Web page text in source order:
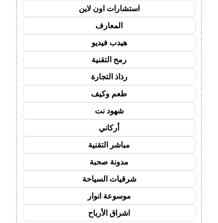
استشارات اون لاين
المعارف
هيدب فيديو
رمح التقنية
رذاذ التجارة
طعم وكيف
شهود نت
أركاني
مباشر التقنية
مدونة صحبة
شرقيات السياحة
موسوعة انوار
اشراق الأرباح